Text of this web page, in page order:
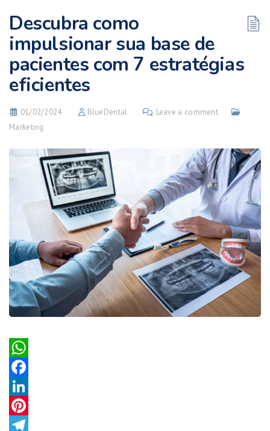
Descubra como
impulsionar sua base de
pacientes com 7 estratégias
eficientes
01/02/2024 BlueDental
Leave a comment
Marketing
WhatsApp
Facebook
LinkedIn
Pinterest